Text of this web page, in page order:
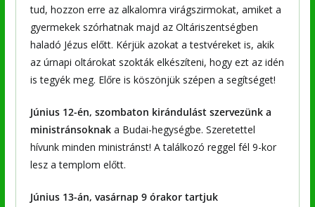
tud, hozzon erre az alkalomra virágszirmokat, amiket a
gyermekek szórhatnak majd az Oltáriszentségben
haladó Jézus előtt. Kérjük azokat a testvéreket is, akik
az úrnapi oltárokat szokták elkészíteni, hogy ezt az idén
is tegyék meg. Előre is köszönjük szépen a segítséget!
Június 12-én, szombaton kirándulást szervezünk a
ministránsoknaka Budai-hegységbe. Szeretettel
hívunk minden ministránst! A találkozó reggel fél 9-kor
lesz a templom előtt.
Június 13-án, vasárnap 9 órakor tartjuk